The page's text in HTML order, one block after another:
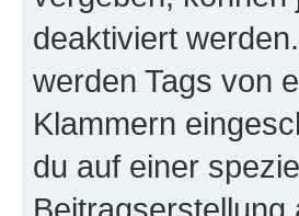
deaktiviert
werden Tags von
Klammern
du auf einer